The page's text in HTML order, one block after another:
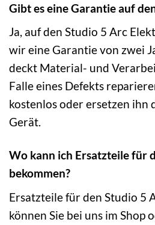
Gibt es eine Garantie auf
Ja, auf den Studio 5 Arc
wir eine Garantie von zwei
deckt Material- und
Falle eines Defekts
kostenlos oder ersetzen ihn
Gerät.
Wo kann ich Ersatzteile für
bekommen?
Ersatzteile für den Studio 5
können Sie bei uns im Shop